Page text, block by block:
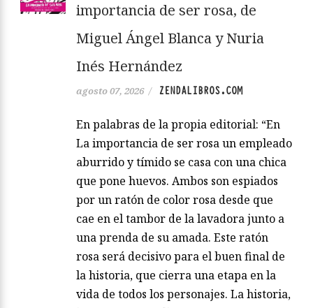
importancia de ser rosa, de
Miguel Ángel Blanca y Nuria
Inés Hernández
agosto 07, 2026 / ZENDALIBROS.COM
En palabras de la propia editorial: “En
La importancia de ser rosa un empleado
aburrido y tímido se casa con una chica
que pone huevos. Ambos son espiados
por un ratón de color rosa desde que
cae en el tambor de la lavadora junto a
una prenda de su amada. Este ratón
rosa será decisivo para el buen final de
la historia, que cierra una etapa en la
vida de todos los personajes. La historia,